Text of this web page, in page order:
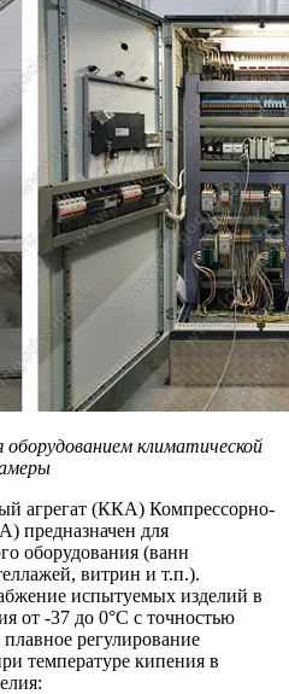
климатической
агрегат (ККА) Компрессорно-
предназначен для
оборудования (ванн
витрин и т.п.).
испытуемых изделий в
от -37 до 0°С с точностью
регулирование
температуре кипения в